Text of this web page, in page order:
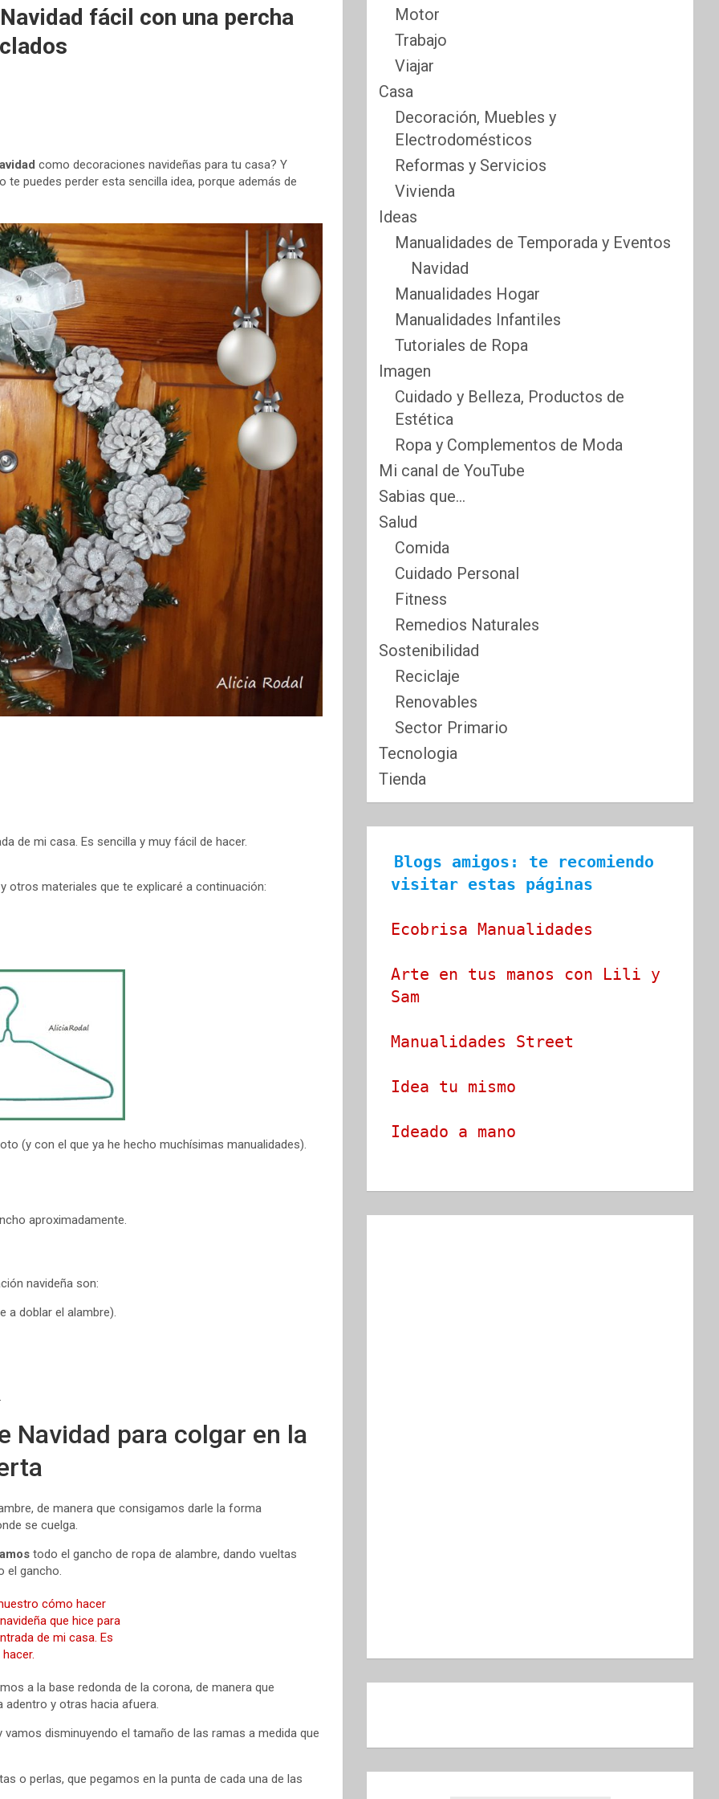
fácil con una percha
como decoraciones navideñas para tu casa? Y
puedes perder esta sencilla idea, porque además de
de mi casa. Es sencilla y muy fácil de hacer.
otros materiales que te explicaré a continuación:
(y con el que ya he hecho muchísimas manualidades).
aproximadamente.
navideña son:
a doblar el alambre).
Navidad para colgar en la
de manera que consigamos darle la forma
se cuelga.
todo el gancho de ropa de alambre, dando vueltas
el gancho.
a la base redonda de la corona, de manera que
adentro y otras hacia afuera.
disminuyendo el tamaño de las ramas a medida que
o perlas, que pegamos en la punta de cada una de las
Motor
Trabajo
Viajar
Casa
Decoración, Muebles y
Electrodomésticos
Reformas y Servicios
Vivienda
Ideas
Manualidades de Temporada y Eventos
Navidad
Manualidades Hogar
Manualidades Infantiles
Tutoriales de Ropa
Imagen
Cuidado y Belleza, Productos de
Estética
Ropa y Complementos de Moda
Mi canal de YouTube
Sabias que…
Salud
Comida
Cuidado Personal
Fitness
Remedios Naturales
Sostenibilidad
Reciclaje
Renovables
Sector Primario
Tecnologia
Tienda
Blogs amigos: te recomiendo
visitar estas páginas
Ecobrisa Manualidades
Arte en tus manos con Lili y
Sam
Manualidades Street
Idea tu mismo
Ideado a mano